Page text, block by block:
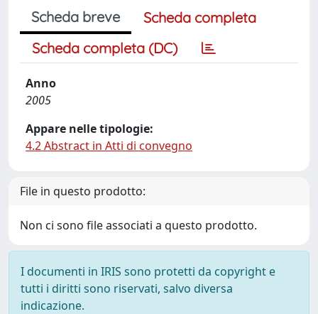
Scheda breve
Scheda completa
Scheda completa (DC)
Anno
2005
Appare nelle tipologie:
4.2 Abstract in Atti di convegno
File in questo prodotto:
Non ci sono file associati a questo prodotto.
I documenti in IRIS sono protetti da copyright e
tutti i diritti sono riservati, salvo diversa
indicazione.